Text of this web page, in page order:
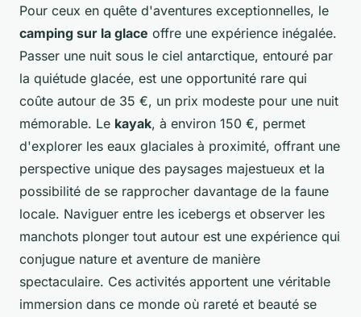
Pour ceux en quête d'aventures exceptionnelles, le
camping sur la glace offre une expérience inégalée.
Passer une nuit sous le ciel antarctique, entouré par
la quiétude glacée, est une opportunité rare qui
coûte autour de 35 €, un prix modeste pour une nuit
mémorable. Le kayak, à environ 150 €, permet
d'explorer les eaux glaciales à proximité, offrant une
perspective unique des paysages majestueux et la
possibilité de se rapprocher davantage de la faune
locale. Naviguer entre les icebergs et observer les
manchots plonger tout autour est une expérience qui
conjugue nature et aventure de manière
spectaculaire. Ces activités apportent une véritable
immersion dans ce monde où rareté et beauté se